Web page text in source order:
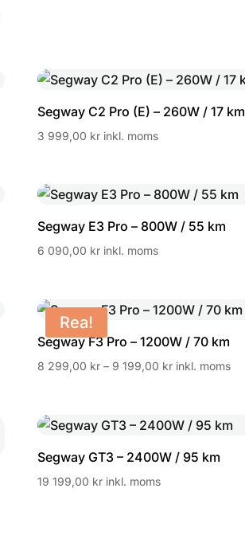
Segway C2 Pro (E) – 260W / 17 km
3 999,00 kr inkl. moms
Segway E3 Pro – 800W / 55 km
6 090,00 kr inkl. moms
Rea!
Segway F3 Pro – 1200W / 70 km
8 299,00 kr – 9 199,00 krPrisintervall:
till
inkl. moms
Segway GT3 – 2400W / 95 km
19 199,00 kr inkl. moms